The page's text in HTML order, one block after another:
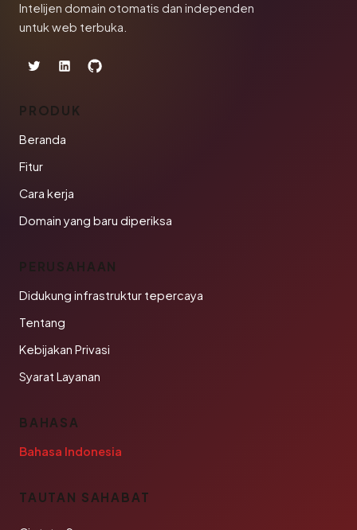
Intelijen domain otomatis dan independen
untuk web terbuka.
PRODUK
Beranda
Fitur
Cara kerja
Domain yang baru diperiksa
PERUSAHAAN
Didukung infrastruktur tepercaya
Tentang
Kebijakan Privasi
Syarat Layanan
BAHASA
Bahasa Indonesia
TAUTAN SAHABAT